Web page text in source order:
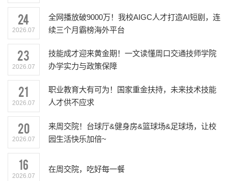
24
2026.07
全网播放破9000万！我校AIGC人才打造AI短剧，连
续三个月霸榜海外平台
23
2026.07
技能成才迎来黄金期！一文读懂周口交通技师学院
办学实力与政策保障
21
2026.07
职业教育大有可为！国家重金扶持，未来技术技能
人才供不应求
20
2026.07
来周交院！台球厅&健身房&篮球场&足球场，让校
园生活快乐加倍~
16
2026.07
在周交院，吃好每一餐